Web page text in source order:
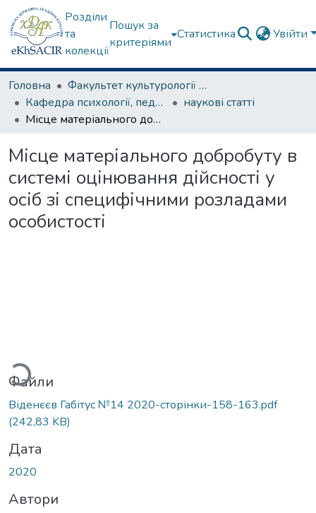
Розділи
та
колекції
Пошук за
критеріями
Статистика Увійти
Головна
Факультет культурології та соціальних комунікацій
Кафедра психології, педагогіки та філології
наукові статті
Місце матеріального добробуту в системі оцінювання дійсності у осіб зі специфічними розладами особистості
Місце матеріального добробуту в
системі оцінювання дійсності у
осіб зі специфічними розладами
особистості
Вантажиться...
Файли
Віденєєв Габітус №14 2020-сторінки-158-163.pdf
(242,83 KB)
Дата
2020
Автори